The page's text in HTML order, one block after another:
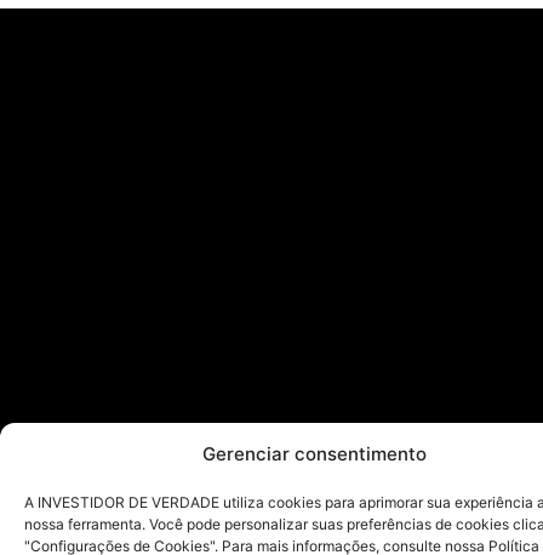
Gerenciar consentimento
A INVESTIDOR DE VERDADE utiliza cookies para aprimorar sua experiência
nossa ferramenta. Você pode personalizar suas preferências de cookies
"Configurações de Cookies". Para mais informações, consulte nossa Política